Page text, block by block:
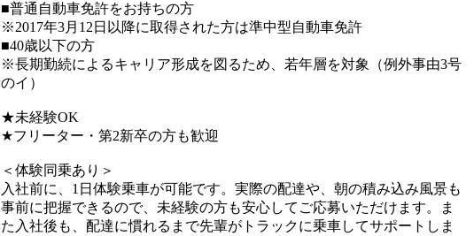
■普通自動車免許をお持ちの方
※2017年3月12日以降に取得された方は準中型自動車免許
■40歳以下の方
※長期勤続によるキャリア形成を図るため、若年層を対象（例外事由3号
のイ）
★未経験OK
★フリーター・第2新卒の方も歓迎
＜体験同乗あり＞
入社前に、1日体験乗車が可能です。実際の配達や、朝の積み込み風景も
事前に把握できるので、未経験の方も安心してご応募いただけます。ま
た入社後も、配達に慣れるまで先輩がトラックに乗車してサポートしま